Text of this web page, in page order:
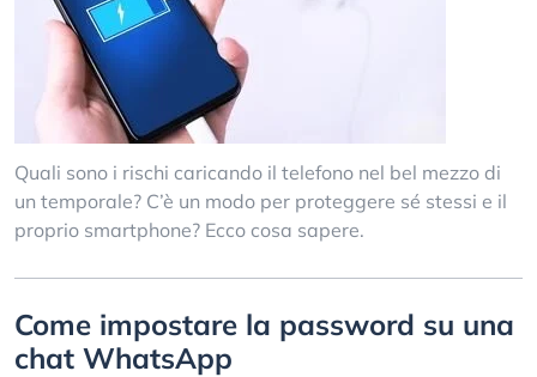
Quali sono i rischi caricando il telefono nel bel mezzo di
un temporale? C’è un modo per proteggere sé stessi e il
proprio smartphone? Ecco cosa sapere.
Come impostare la password su una
chat WhatsApp